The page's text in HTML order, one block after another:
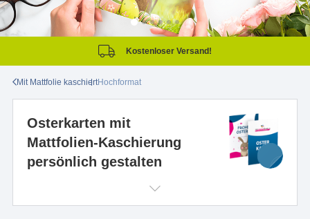
Kostenloser Versand!
Mit Mattfolie kaschiertHochformat
Osterkarten mit
Mattfolien-Kaschierung
persönlich gestalten